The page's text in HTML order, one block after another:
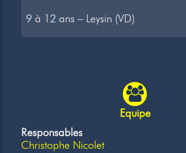
9 à 12 ans – Leysin (VD)
Equipe
Responsables
Christophe Nicolet